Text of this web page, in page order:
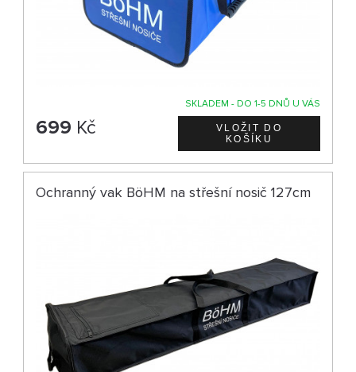
SKLADEM - DO 1-5 DNŮ U VÁS
699 Kč
Ochranný vak BöHM na střešní nosič 127cm